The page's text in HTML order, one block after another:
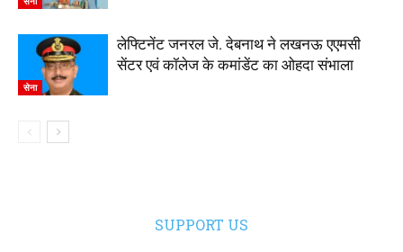
सेना
लेफ्टिनेंट जनरल जे. देबनाथ ने लखनऊ एएमसी
सेंटर एवं कॉलेज के कमांडेंट का ओहदा संभाला
SUPPORT US